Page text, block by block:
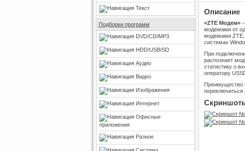
Текст
Подборки программ
DVD/CD/MP3
HDD/USB/SD
Аудио
Видео
Изображения
Интернет
Офисные
приложения
Разное
Описание
«ZTE Модем»–
модемами от
модемами ZTE,
системах
При
распознает
статистику о
оператору
Преимущество